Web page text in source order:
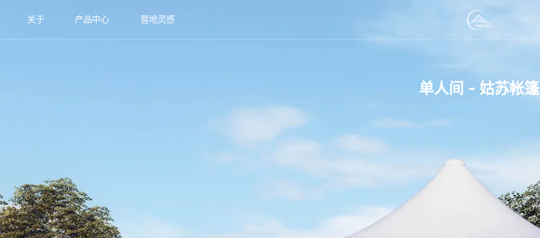
关于 产品中心 营地灵感
单人间 - 姑苏帐篷